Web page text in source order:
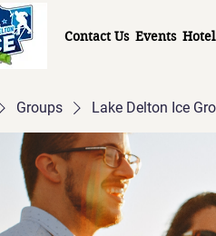
Contact Us Events
Groups Lake Delton Ice